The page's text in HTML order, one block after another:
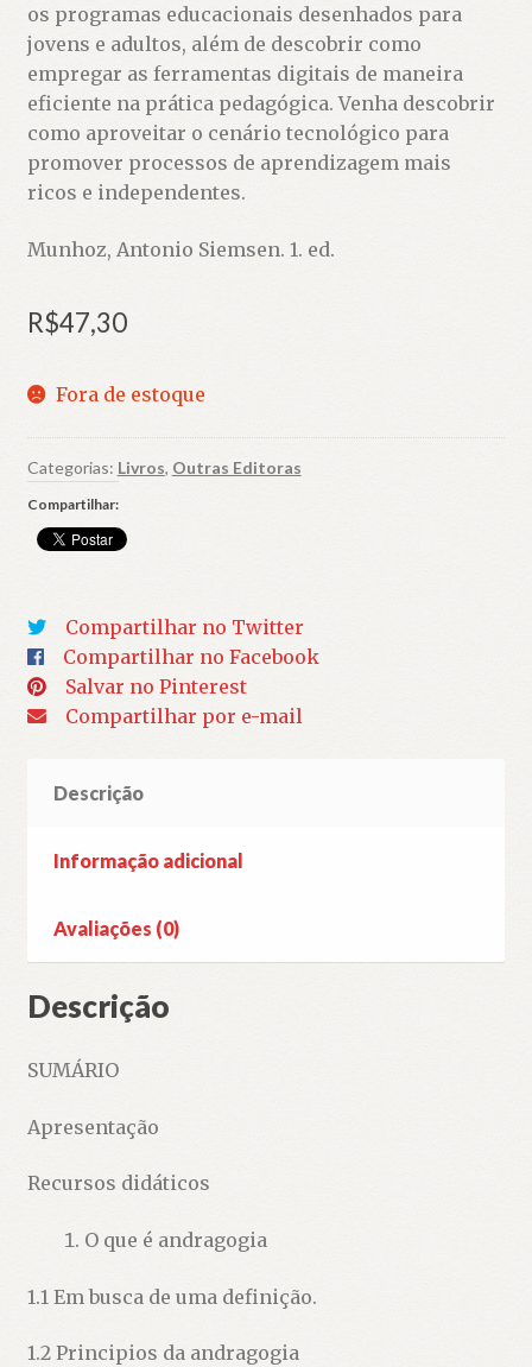
os programas educacionais desenhados para
jovens e adultos, além de descobrir como
empregar as ferramentas digitais de maneira
eficiente na prática pedagógica. Venha descobrir
como aproveitar o cenário tecnológico para
promover processos de aprendizagem mais
ricos e independentes.
Munhoz, Antonio Siemsen. 1. ed.
R$47,30
Fora de estoque
Categorias: Livros, Outras Editoras
Compartilhar:
Compartilhar no Twitter
Compartilhar no Facebook
Salvar no Pinterest
Compartilhar por e-mail
Descrição
Informação adicional
Avaliações (0)
Descrição
SUMÁRIO
Apresentação
Recursos didáticos
O que é andragogia
1.1 Em busca de uma definição.
1.2 Principios da andragogia